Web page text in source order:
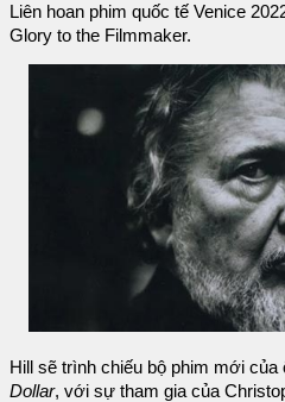
Liên hoan phim quốc tế Venice
Glory to the Filmmaker.
Hill sẽ trình chiếu bộ phim mới của
Dollar, với sự tham gia của